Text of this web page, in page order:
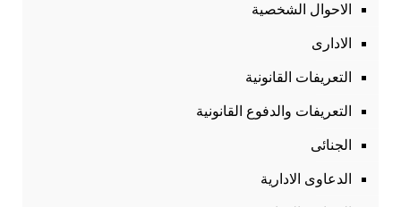
الاحوال الشخصية
الادارى
التعريفات القانونية
التعريفات والدفوع القانونية
الجنائى
الدعاوى الادارية